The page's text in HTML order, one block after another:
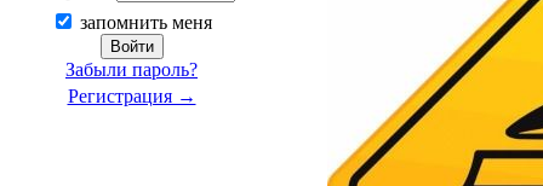
запомнить меня
Забыли пароль?
Регистрация →